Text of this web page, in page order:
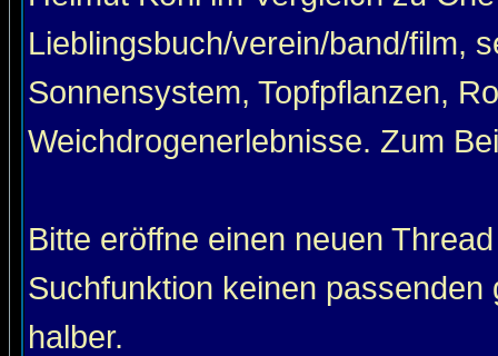
Lieblingsbuch/verein/band/film,
Sonnensystem, Topfpflanzen,
Weichdrogenerlebnisse. Zum
Bitte eröffne einen neuen
Suchfunktion keinen
halber.